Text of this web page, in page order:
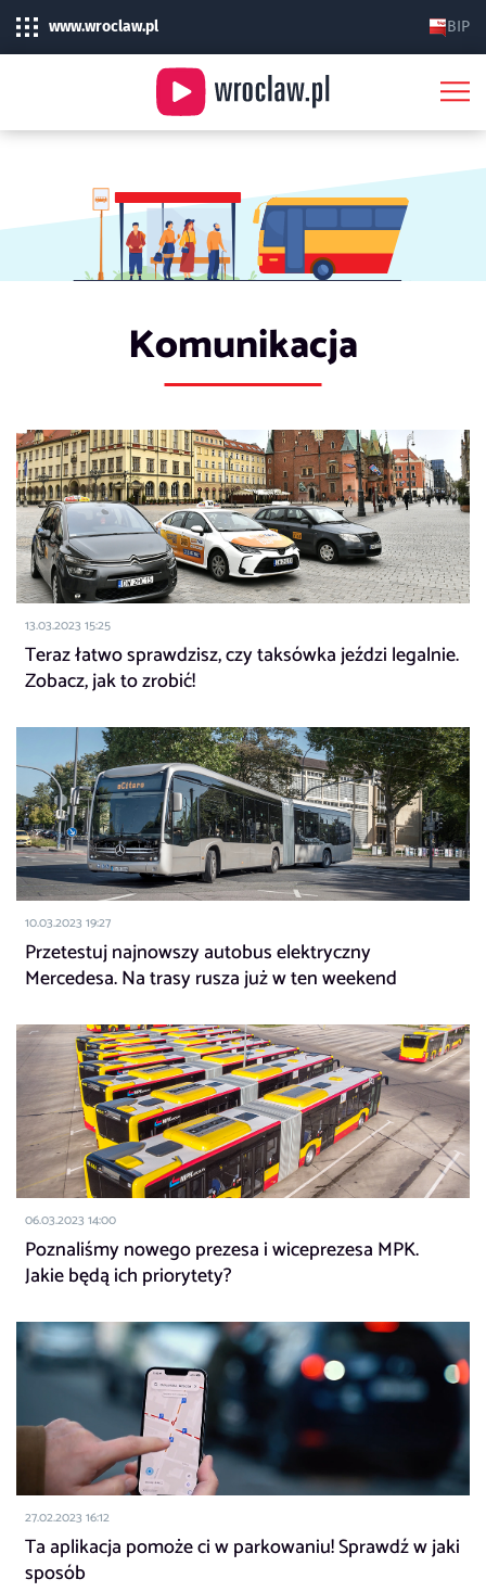
www.wroclaw.pl BIP
Komunikacja
13.03.2023 15:25
Teraz łatwo sprawdzisz, czy taksówka jeździ legalnie.
Zobacz, jak to zrobić!
10.03.2023 19:27
Przetestuj najnowszy autobus elektryczny
Mercedesa. Na trasy rusza już w ten weekend
06.03.2023 14:00
Poznaliśmy nowego prezesa i wiceprezesa MPK.
Jakie będą ich priorytety?
27.02.2023 16:12
Ta aplikacja pomoże ci w parkowaniu! Sprawdź w jaki
sposób